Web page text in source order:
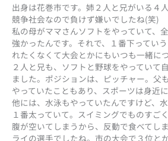
出身は花巻市です。姉２人と兄がいる４
競争社会なので負けず嫌いでしたね(笑)
私の母がママさんソフトをやっていて、
強かったんです。それで、１番下ってい
れたくなくて大会とかにもいつも一緒に
２人と兄も、ソフトと野球をやっていて
ました。ポジションは、ピッチャー。父
やっていたこともあり、スポーツは身近
他には、水泳もやっていたんですけど、
１番太っていて。スイミングでものすご
腹が空いてしまうから、反動で食べてし
ライの選手でしたね。市の大会で３位と